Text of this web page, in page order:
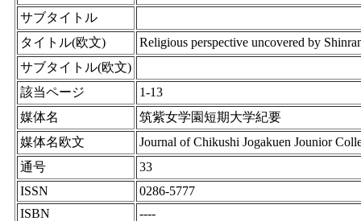
サブタイトル
タイトル(欧文)
Religious perspective uncovered by
サブタイトル(欧文)
該当ページ
1-13
媒体名
筑紫女学園短期大学紀要
媒体名欧文
Journal of Chikushi Jogakuen Jounior
通号
33
ISSN
0286-5777
ISBN
----